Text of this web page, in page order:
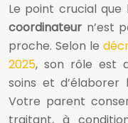
Le point crucial
coordinateur n’est
proche. Selon le
2025, son rôle est
soins et d’élaborer
Votre parent